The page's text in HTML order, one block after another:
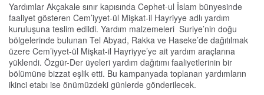
Yardımlar Akçakale sınır kapısında Cephet-ul İslam bünyesinde
faaliyet gösteren Cem’iyyet-ül Mişkat-il Hayriyye adlı yardım
kuruluşuna teslim edildi. Yardım malzemeleri Suriye’nin doğu
bölgelerinde bulunan Tel Abyad, Rakka ve Haseke’de dağıtılmak
üzere Cem’iyyet-ül Mişkat-il Hayriyye’ye ait yardım araçlarına
yüklendi. Özgür-Der üyeleri yardım dağıtımı faaliyetlerinin bir
bölümüne bizzat eşlik etti. Bu kampanyada toplanan yardımların
ikinci etabı ise önümüzdeki günlerde gönderilecek.